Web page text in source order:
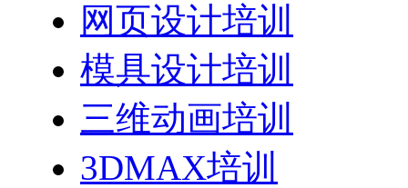
网页设计培训
模具设计培训
三维动画培训
3DMAX培训